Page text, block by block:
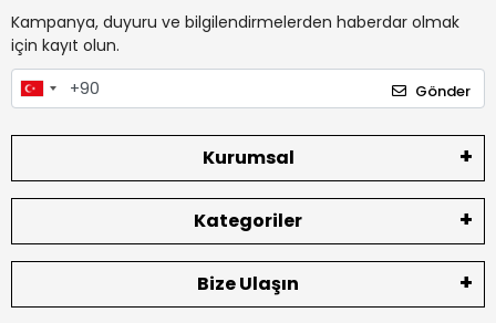
Kampanya, duyuru ve bilgilendirmelerden haberdar olmak
için kayıt olun.
Gönder
Kurumsal
Kategoriler
Bize Ulaşın